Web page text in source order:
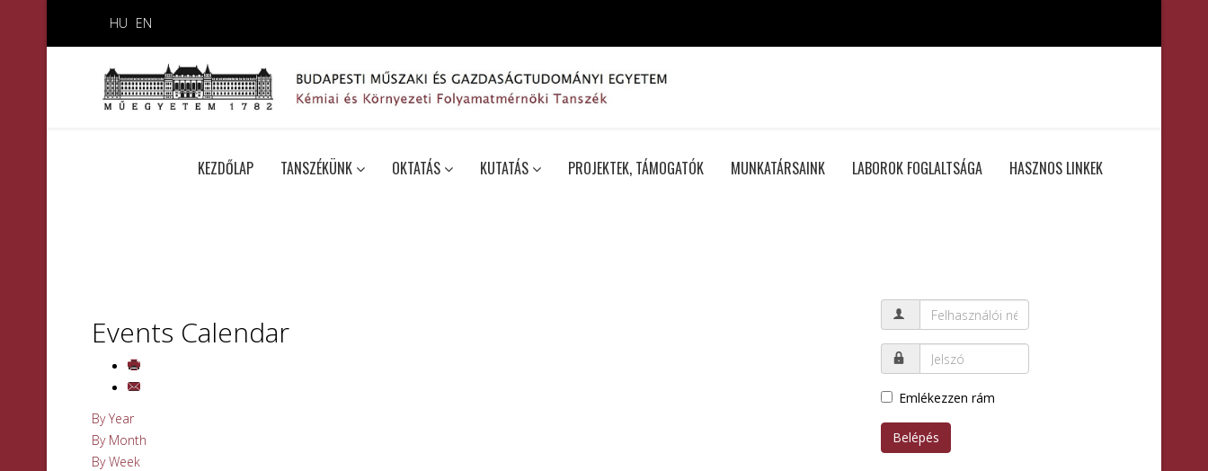
HU EN
KEZDŐLAP TANSZÉKÜNK OKTATÁS KUTATÁS PROJEKTEK, TÁMOGATÓK MUNKATÁRSAINK LABOROK FOGLALTSÁGA HASZNOS LINKEK
Events Calendar
By Year
By Month
By Week
Emlékezzen rám
Belépés